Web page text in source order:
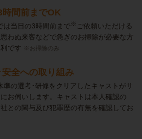
時間前までOK
は当日の3時間前まで※ ご依頼いただける
わぬ来客などで急ぎのお掃除が必要な方
です ※お掃除のみ
安全への取り組み
準の選考･研修をクリアしたキャストがサ
お伺いします。キャストは本人確認の
社との関与及び犯罪歴の有無を確認してお